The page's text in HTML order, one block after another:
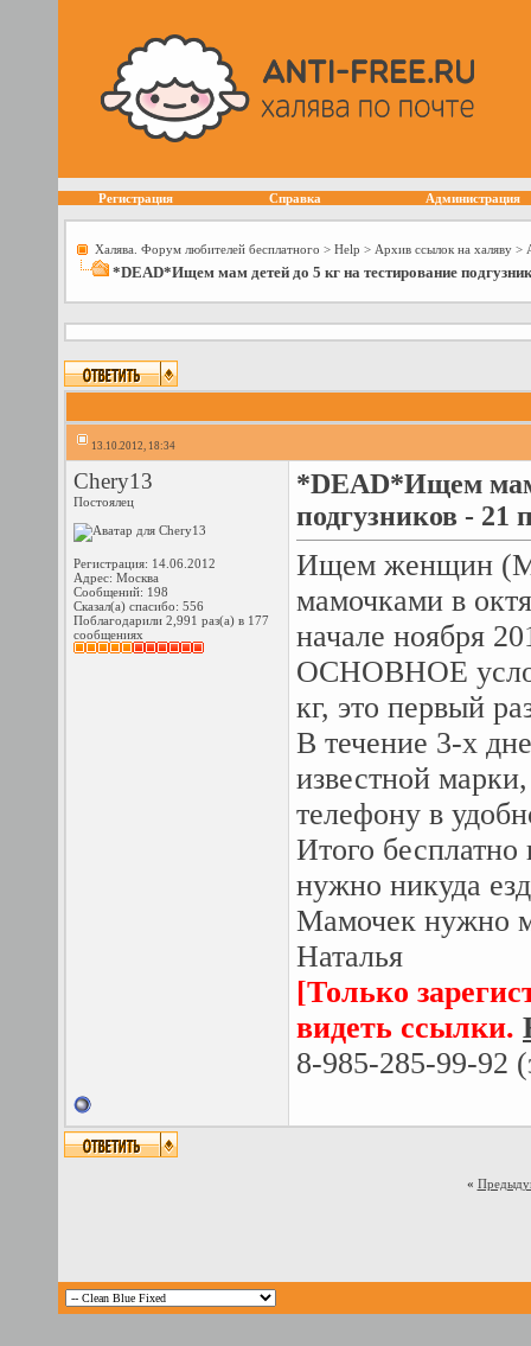
Регистрация Справка Администрация
Халява. Форум любителей бесплатного > Help > Архив ссылок на халяву >
*DEAD*Ищем мам детей до 5 кг на тестирование
13.10.2012, 18:34
Chery13
Постоялец
Регистрация: 14.06.2012
Адрес: Москва
Сообщений: 198
Сказал(а) спасибо: 556
Поблагодарили 2,991 раз(а) в 177
сообщениях
*DEAD*Ищем мам
подгузников - 21
Ищем женщин
мамочками в
начале ноября
ОСНОВНОЕ
кг, это первый
В течение 3-х
известной
телефону в
Итого
нужно никуда
Мамочек нужно
Наталья
[Только
видеть ссылки.
8-985-285-99-92
«